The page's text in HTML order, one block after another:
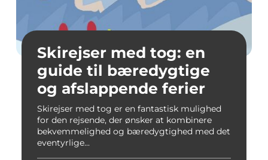
Skirejser med tog: en
guide til bæredygtige
og afslappende ferier
Skirejser med tog er en fantastisk mulighed
for den rejsende, der ønsker at kombinere
bekvemmelighed og bæredygtighed med det
eventyrlige...